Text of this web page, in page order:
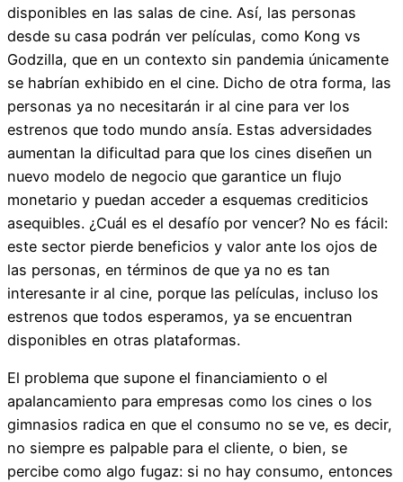
disponibles en las salas de cine. Así, las personas
desde su casa podrán ver películas, como Kong vs
Godzilla, que en un contexto sin pandemia únicamente
se habrían exhibido en el cine. Dicho de otra forma, las
personas ya no necesitarán ir al cine para ver los
estrenos que todo mundo ansía. Estas adversidades
aumentan la dificultad para que los cines diseñen un
nuevo modelo de negocio que garantice un flujo
monetario y puedan acceder a esquemas crediticios
asequibles. ¿Cuál es el desafío por vencer? No es fácil:
este sector pierde beneficios y valor ante los ojos de
las personas, en términos de que ya no es tan
interesante ir al cine, porque las películas, incluso los
estrenos que todos esperamos, ya se encuentran
disponibles en otras plataformas.
El problema que supone el financiamiento o el
apalancamiento para empresas como los cines o los
gimnasios radica en que el consumo no se ve, es decir,
no siempre es palpable para el cliente, o bien, se
percibe como algo fugaz: si no hay consumo, entonces